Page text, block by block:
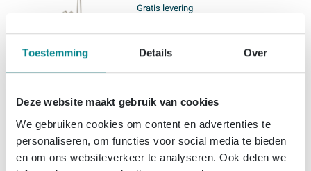
Toestemming Details Over
Deze website maakt gebruik van cookies
We gebruiken cookies om content en advertenties te
personaliseren, om functies voor social media te bieden
en om ons websiteverkeer te analyseren. Ook delen we
uitlaat - 150cm doucheslang -
Gratis levering
1.695,-
IVY Pact Regendoucheset -
inbouw - symmetry - 2-weg
stop-omstel - 40cm wandarm -
25cm slim hoofddouche -